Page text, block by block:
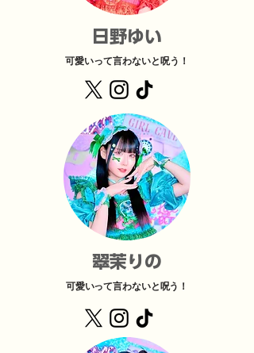
日野ゆい
可愛いって言わないと呪う！
翠茉りの
可愛いって言わないと呪う！